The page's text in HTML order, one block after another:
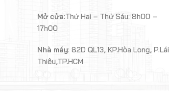
Mở cửa:Thứ Hai – Thứ Sáu: 8h00 –
17h00
Nhà máy: 82D QL13, KP.Hòa Long, P.Lái
Thiêu,TP.HCM